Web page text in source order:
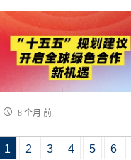
8 个月 前
1 2 3 4 5 6